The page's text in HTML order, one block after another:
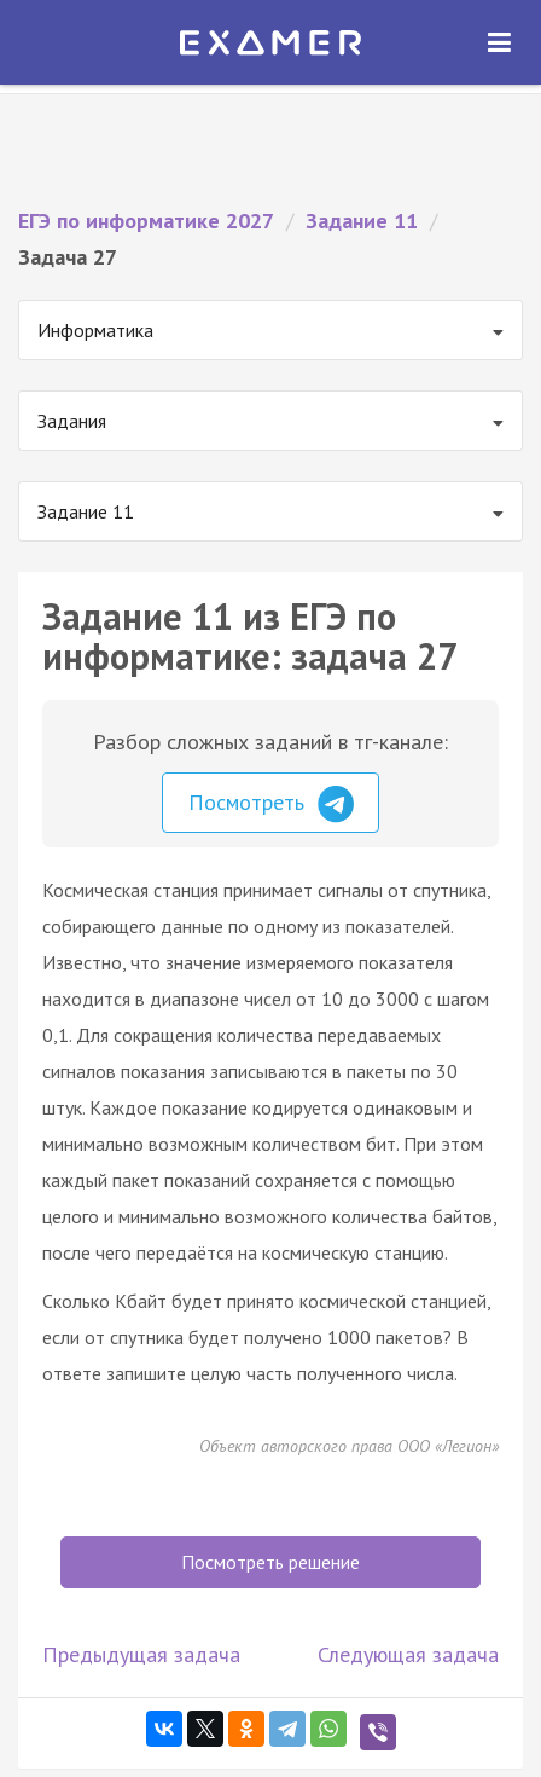
Экзамер — ЕГЭ 2027
ОТКРЫТЬ
ЕГЭ по информатике 2027 / Задание 11 /
Задача 27
Информатика
Задания
Задание 11
Задание 11 из ЕГЭ по
информатике: задача 27
Разбор сложных заданий в тг-канале:
Посмотреть
Космическая станция принимает сигналы от спутника,
собирающего данные по одному из показателей.
Известно, что значение измеряемого показателя
находится в диапазоне чисел от 10 до 3000 с шагом
0,1. Для сокращения количества передаваемых
сигналов показания записываются в пакеты по 30
штук. Каждое показание кодируется одинаковым и
минимально возможным количеством бит. При этом
каждый пакет показаний сохраняется с помощью
целого и минимально возможного количества байтов,
после чего передаётся на космическую станцию.
Сколько Кбайт будет принято космической станцией,
если от спутника будет получено 1000 пакетов? В
ответе запишите целую часть полученного числа.
Объект авторского права ООО «Легион»
Посмотреть решение
Предыдущая задача Следующая задача